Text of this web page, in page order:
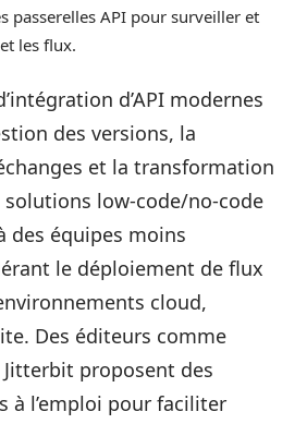
passerelles API pour surveiller et
les flux.
d’API modernes
des versions, la
et la transformation
solutions low-code/no-code
des équipes moins
le déploiement de flux
cloud,
Des éditeurs comme
proposent des
à l’emploi pour faciliter